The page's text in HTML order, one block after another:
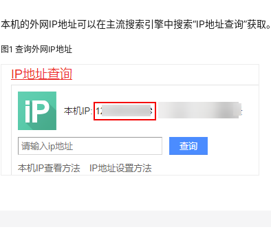
本机的外网IP地址可以在主流搜索引擎中搜索“IP地址查询”获取。
图1查询外网IP地址